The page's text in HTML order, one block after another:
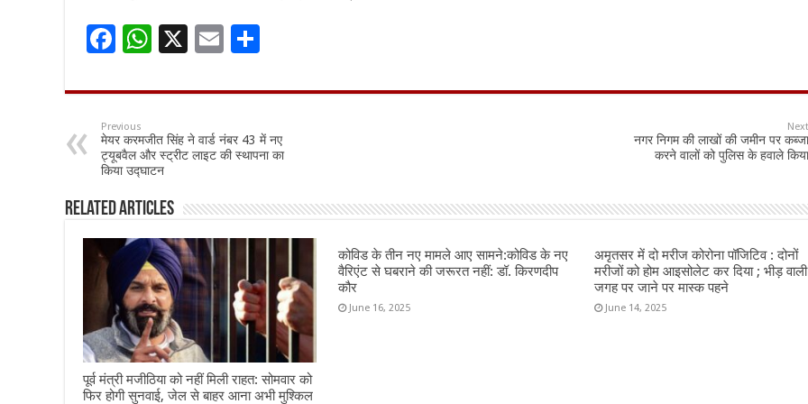
F
e
b
o
o
k
W
at
sA
p
p
X
E
ai
l
ar
e
Previous
मेयर करमजीत सिंह ने वार्ड नंबर 43 में नए
ट्यूबवैल और स्ट्रीट लाइट की स्थापना का
किया उद्घाटन
Next
नगर निगम की लाखों की जमीन पर कब्जा
करने वालों को पुलिस के हवाले किया
Related Articles
पूर्व मंत्री मजीठिया को नहीं मिली राहत: सोमवार को
फिर होगी सुनवाई, जेल से बाहर आना अभी मुश्किल
कोविड के तीन नए मामले आए सामने:कोविड के नए
वैरिएंट से घबराने की जरूरत नहीं: डॉ. किरणदीप
कौर
June 16, 2025
अमृतसर में दो मरीज कोरोना पॉजिटिव : दोनों
मरीजों को होम आइसोलेट कर दिया ; भीड़ वाली
जगह पर जाने पर मास्क पहने
June 14, 2025